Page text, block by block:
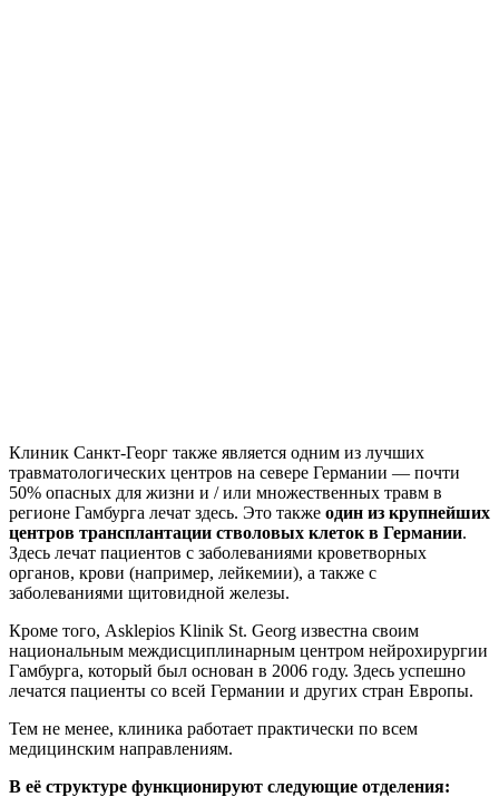
Клиник Санкт-Георг также является одним из лучших
травматологических центров на севере Германии — почти
50% опасных для жизни и / или множественных травм в
регионе Гамбурга лечат здесь. Это также один из крупнейших
центров трансплантации стволовых клеток в Германии.
Здесь лечат пациентов с заболеваниями кроветворных
органов, крови (например, лейкемии), а также с
заболеваниями щитовидной железы.
Кроме того, Asklepios Klinik St. Georg известна своим
национальным междисциплинарным центром нейрохирургии
Гамбурга, который был основан в 2006 году. Здесь успешно
лечатся пациенты со всей Германии и других стран Европы.
Тем не менее, клиника работает практически по всем
медицинским направлениям.
В её структуре функционируют следующие отделения: